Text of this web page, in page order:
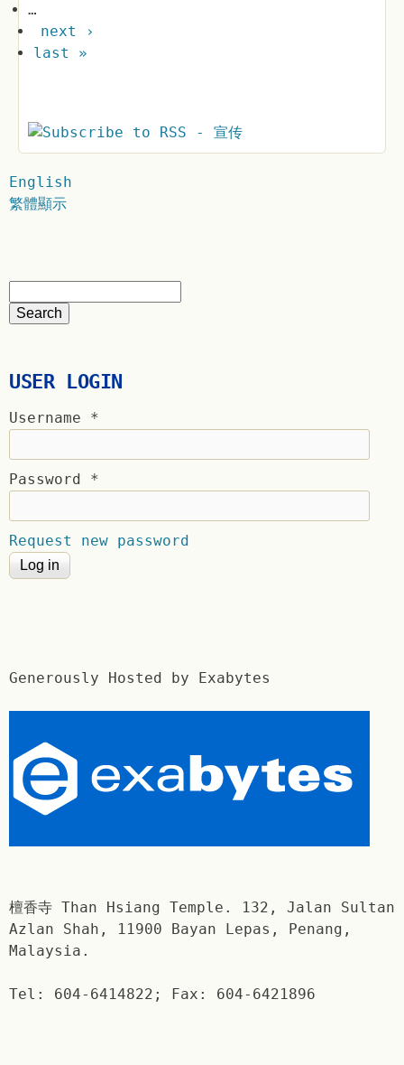
…
next ›
last »
English
繁體顯示
USER LOGIN
Username *
Password *
Request new password
Generously Hosted by Exabytes
檀香寺 Than Hsiang Temple. 132, Jalan Sultan
Azlan Shah, 11900 Bayan Lepas, Penang,
Malaysia.
Tel: 604-6414822; Fax: 604-6421896